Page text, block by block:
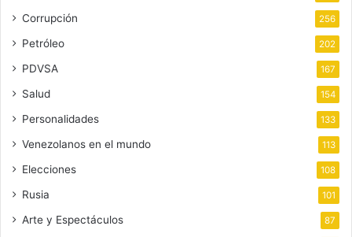
Corrupción 256
Petróleo 202
PDVSA 167
Salud 154
Personalidades 133
Venezolanos en el mundo 113
Elecciones 108
Rusia 101
Arte y Espectáculos 87